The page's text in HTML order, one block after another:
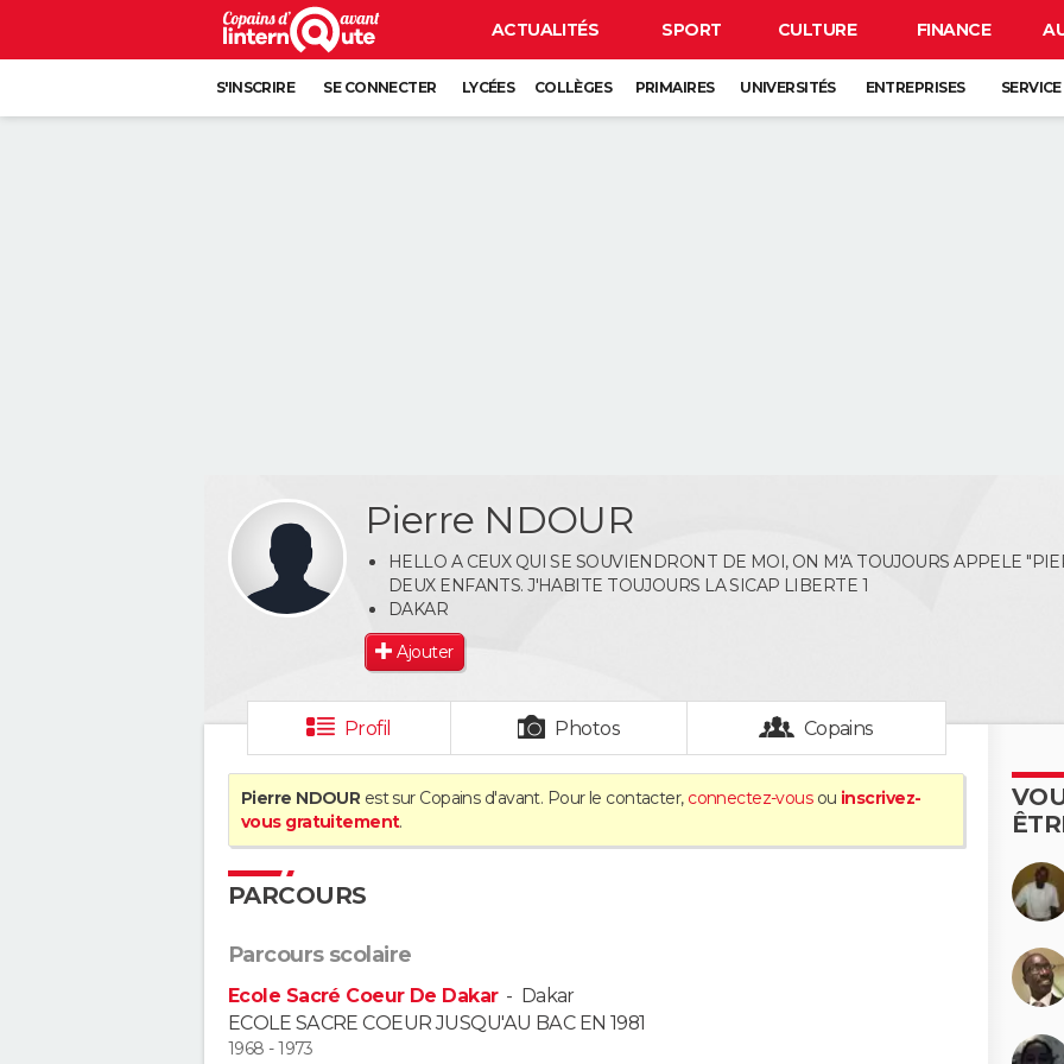
ACTUALITÉS SPORT CULTURE FINANCE
S'INSCRIRE SE CONNECTER LYCÉES COLLÈGES PRIMAIRES UNIVERSITÉS ENTREPRISES
Pierre NDOUR
HELLO A CEUX QUI SE SOUVIENDRONT DE MOI, ON M'A TOUJOURS APPELE
DEUX ENFANTS. J'HABITE TOUJOURS LA SICAP LIBERTE 1
DAKAR
Ajouter
Profil Photos Copains
Pierre NDOUR est sur Copains d'avant. Pour le contacter, connectez-vousou inscrivez-
vous gratuitement.
PARCOURS
Parcours scolaire
Ecole Sacré Coeur De Dakar- Dakar
ECOLE SACRE COEUR JUSQU'AU BAC EN 1981
1968 - 1973